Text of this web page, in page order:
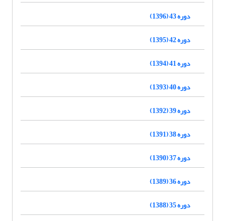
دوره 43 (1396)
دوره 42 (1395)
دوره 41 (1394)
دوره 40 (1393)
دوره 39 (1392)
دوره 38 (1391)
دوره 37 (1390)
دوره 36 (1389)
دوره 35 (1388)